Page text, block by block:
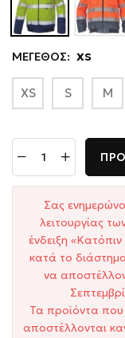
ΜΕΓΕΘΟΣ: XS
XS S M
Σας
λειτουργίας
ένδειξη
κατά το
να
Τα προϊόντα που
αποστέλλονται